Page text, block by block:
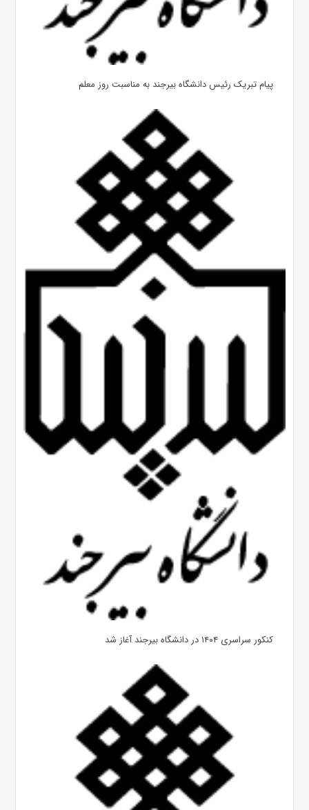
پیام تبریک رئیس دانشگاه بیرجند به مناسبت روز معلم
کنکور سراسری ۱۴۰۴ در دانشگاه بیرجند آغاز شد